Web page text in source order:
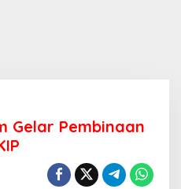
Gelar Pembinaan